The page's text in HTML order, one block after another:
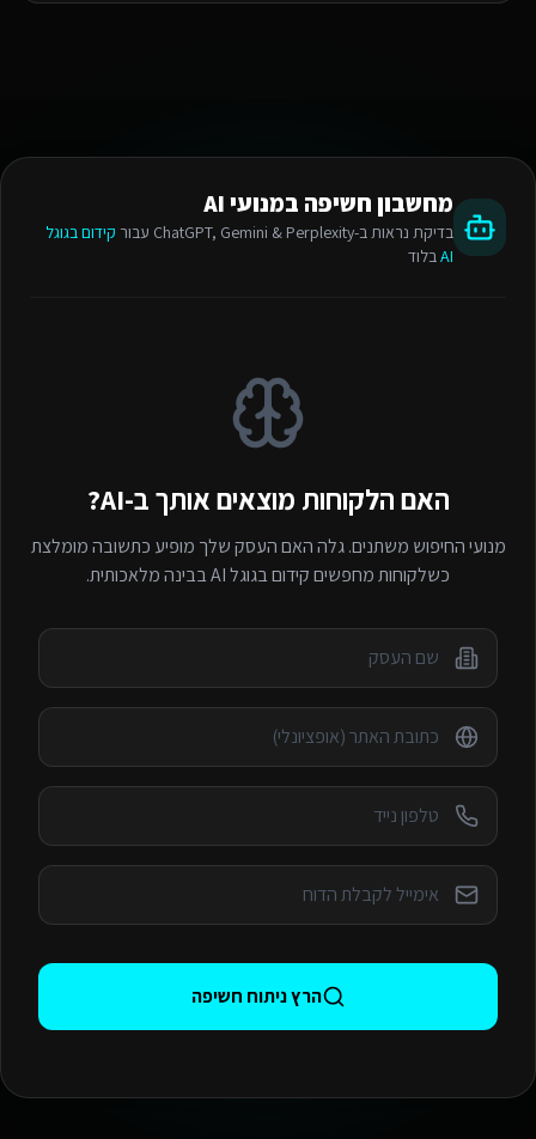
מחשבון חשיפה במנועי AI
בדיקת נראות ב-ChatGPT, Gemini & Perplexity עבור
קידום בגוגל
AIבלוד
האם הלקוחות מוצאים אותך ב-AI?
מנועי החיפוש משתנים. גלה האם העסק שלך מופיע כתשובה מומלצת
כשלקוחות מחפשיםקידום בגוגל AI בבינה מלאכותית.
הרץ ניתוח חשיפה